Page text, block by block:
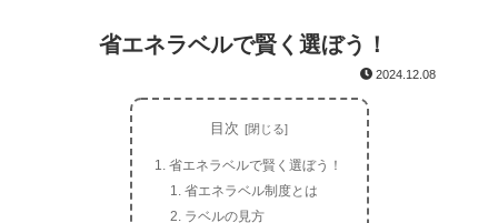
省エネラベルで賢く選ぼう！
2024.12.08
目次
省エネラベルで賢く選ぼう！
省エネラベル制度とは
ラベルの見方